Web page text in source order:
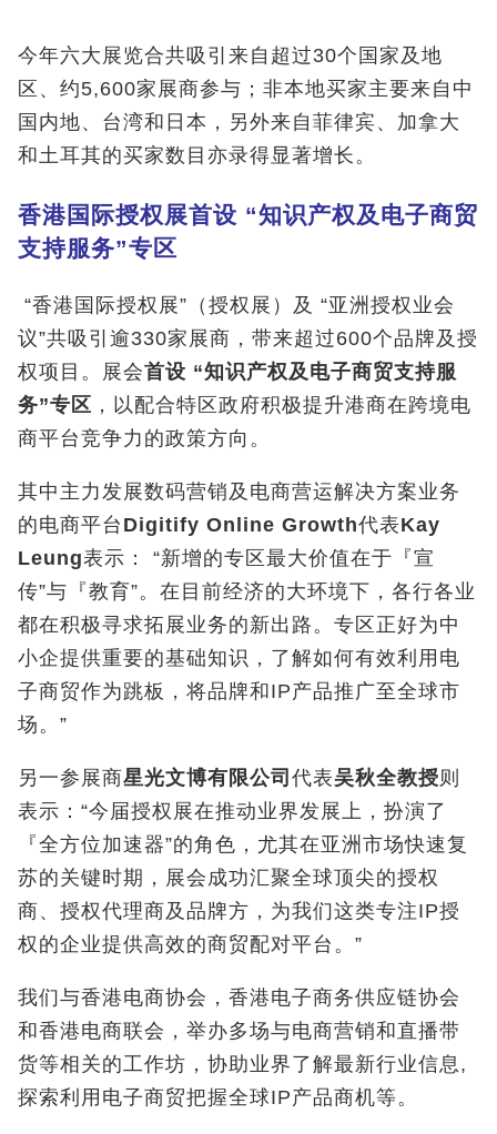
今年六大展览合共吸引来自超过30个国家及地
区、约5,600家展商参与；非本地买家主要来自中
国内地、台湾和日本，另外来自菲律宾、加拿大
和土耳其的买家数目亦录得显著增长。
香港国际授权展首设 “知识产权及电子商贸
支持服务”专区
“香港国际授权展”（授权展）及 “亚洲授权业会
议”共吸引逾330家展商，带来超过600个品牌及授
权项目。展会首设 “知识产权及电子商贸支持服
务”专区 ，以配合特区政府积极提升港商在跨境电
商平台竞争力的政策方向。
其中主力发展数码营销及电商营运解决方案业务
的电商平台 Digitify Online Growth代表Kay
Leung表示： “新增的专区最大价值在于『宣
传”与『教育”。在目前经济的大环境下，各行各业
都在积极寻求拓展业务的新出路。专区正好为中
小企提供重要的基础知识，了解如何有效利用电
子商贸作为跳板，将品牌和IP产品推广至全球市
场。”
另一参展商星光文博有限公司 代表吴秋全教授则
表示：“今届授权展在推动业界发展上，扮演了
『全方位加速器”的角色，尤其在亚洲市场快速复
苏的关键时期，展会成功汇聚全球顶尖的授权
商、授权代理商及品牌方，为我们这类专注IP授
权的企业提供高效的商贸配对平台。”
我们与香港电商协会，香港电子商务供应链协会
和香港电商联会，举办多场与电商营销和直播带
货等相关的工作坊，协助业界了解最新行业信息,
探索利用电子商贸把握全球IP产品商机等。